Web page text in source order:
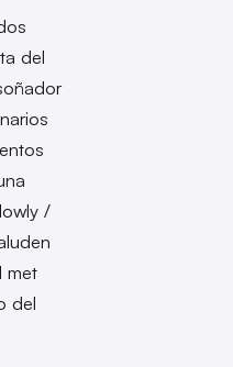
del
/
met
del